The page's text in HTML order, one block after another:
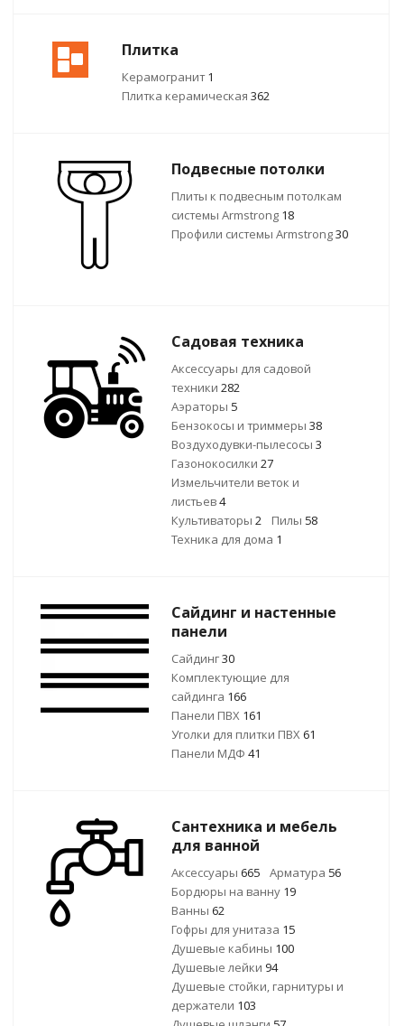
Плитка
Керамогранит1
Плитка керамическая 362
Подвесные потолки
Плиты к подвесным потолкам
системы Armstrong 18
Профили системы Armstrong30
Садовая техника
Аксессуары для садовой
техники 282
Аэраторы 5
Бензокосы и триммеры 38
Воздуходувки-пылесосы 3
Газонокосилки 27
Измельчители веток и
листьев4
Культиваторы 2 Пилы 58
Техника для дома 1
Сайдинг и настенные
панели
Сайдинг30
Комплектующие для
сайдинга 166
Панели ПВХ 161
Уголки для плитки ПВХ61
Панели МДФ 41
Сантехника и мебель
для ванной
Аксессуары 665 Арматура 56
Бордюры на ванну 19
Ванны 62
Гофры для унитаза 15
Душевые кабины 100
Душевые лейки 94
Душевые стойки, гарнитуры и
держатели 103